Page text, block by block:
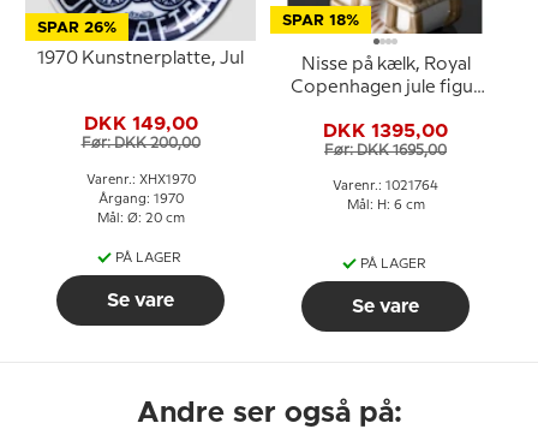
SPAR 26%
1970 Kunstnerplatte, Jul
DKK 149,00
Før: DKK 200,00
Varenr.: XHX1970
Årgang: 1970
Mål: Ø: 20 cm
PÅ LAGER
Se vare
SPAR 18%
Nisse på kælk, Royal
Copenhagen jule figur
DKK 1395,00
Før: DKK 1695,00
Varenr.: 1021764
Mål: H: 6 cm
PÅ LAGER
Se vare
Andre ser også på: